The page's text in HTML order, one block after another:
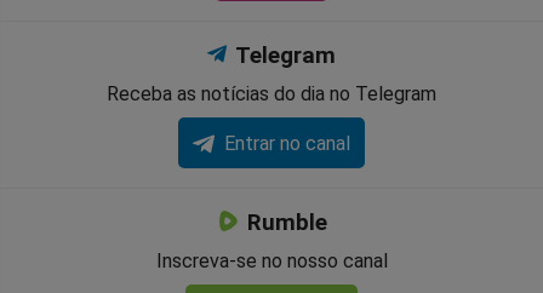
Telegram
Receba as notícias do dia no Telegram
Entrar no canal
Rumble
Inscreva-se no nosso canal